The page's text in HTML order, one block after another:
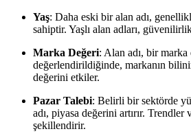
Yaş: Daha eski bir alan adı,
sahiptir. Yaşlı alan adları,
Marka Değeri: Alan adı, bir marka
değerlendirildiğinde, markanın
değerini etkiler.
Pazar Talebi: Belirli bir sektörde
adı, piyasa değerini artırır.
şekillendirir.